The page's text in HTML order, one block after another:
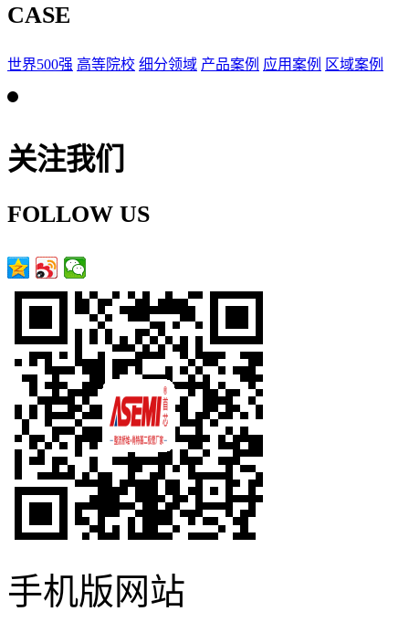
CASE
世界500强 高等院校 细分领域 产品案例 应用案例 区域案例
关注我们
FOLLOW US
手机版网站